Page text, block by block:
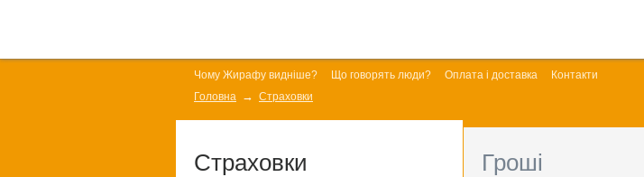
Чому Жирафу видніше? Що говорять люди? Оплата і доставка
Контакти
Головна
Страховки
Страховки Гроші